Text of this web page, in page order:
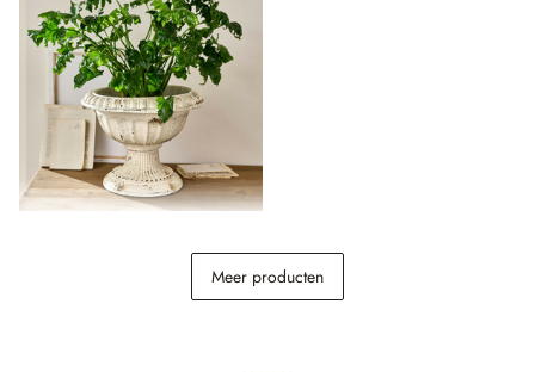
Meer producten